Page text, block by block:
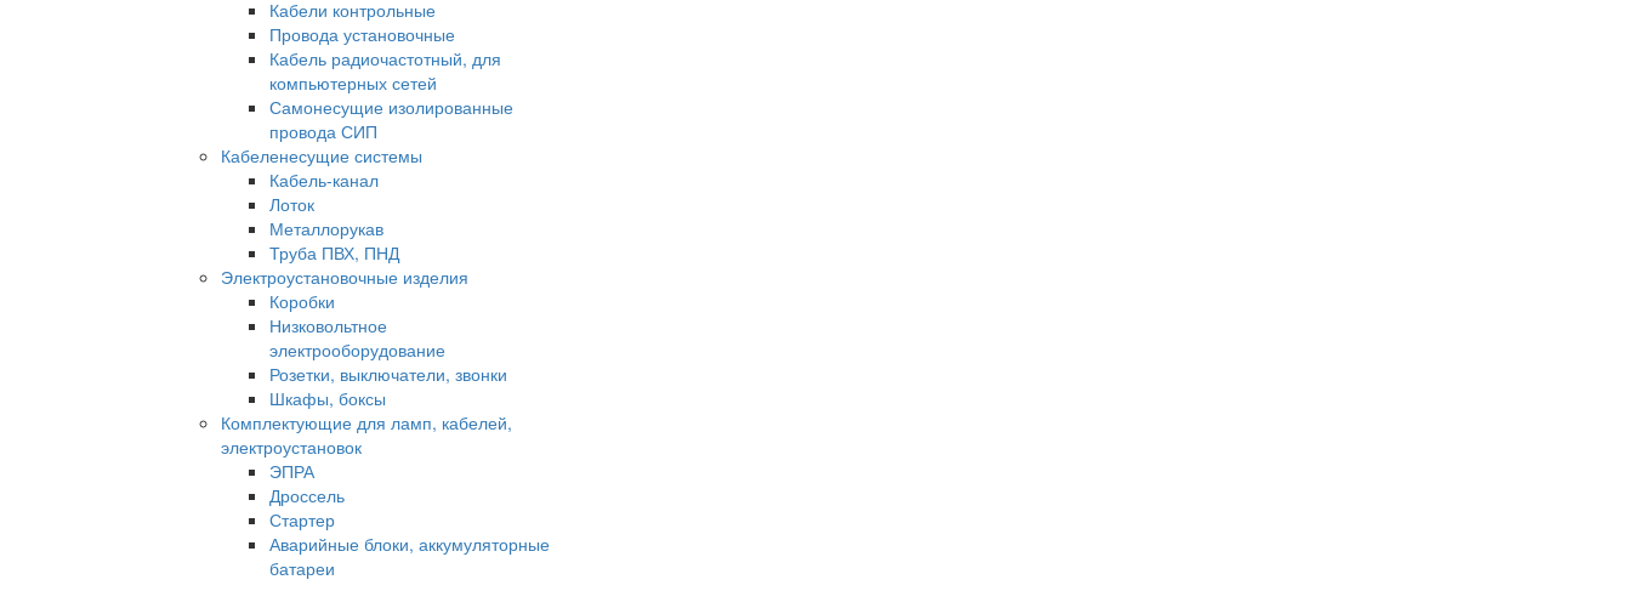
Кабели контрольные
Провода установочные
Кабель радиочастотный, для
компьютерных сетей
Самонесущие изолированные
провода СИП
Кабеленесущие системы
Кабель-канал
Лоток
Металлорукав
Труба ПВХ, ПНД
Электроустановочные изделия
Коробки
Низковольтное
электрооборудование
Розетки, выключатели, звонки
Шкафы, боксы
Комплектующие для ламп, кабелей,
электроустановок
ЭПРА
Дроссель
Стартер
Аварийные блоки, аккумуляторные
батареи